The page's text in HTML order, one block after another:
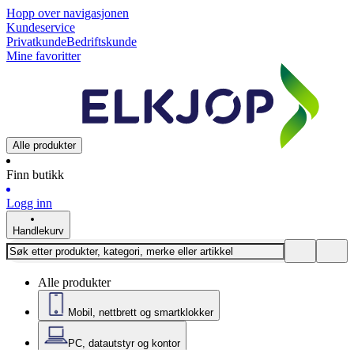
Hopp over navigasjonen
Kundeservice
PrivatkundeBedriftskunde
Mine favoritter
Alle produkter
Finn butikk
Logg inn
Handlekurv
Alle produkter
Mobil, nettbrett og smartklokker
PC, datautstyr og kontor